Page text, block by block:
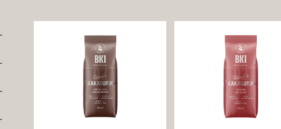
BKI Kakaodrik mørk og intens 17% BKI Kakaodrik lys og sød